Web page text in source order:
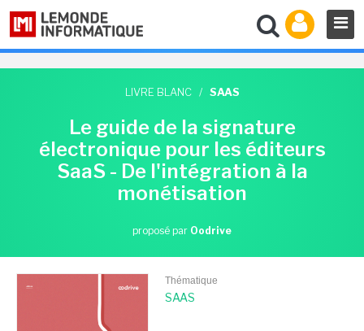
LIVRE BLANC / SAAS
Le guide de la signature
électronique pour les éditeurs
SaaS - De l'intégration à la
monétisation
proposé par Oodrive
Thématique
SAAS